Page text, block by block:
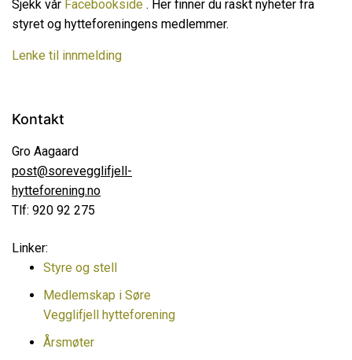
Sjekk vår Facebookside . Her finner du raskt nyheter fra
styret og hytteforeningens medlemmer.
Lenke til innmelding
Kontakt
Gro Aagaard
post@sorevegglifjell-
hytteforening.no
Tlf: 920 92 275
Linker:
Styre og stell
Medlemskap i Søre
Vegglifjell hytteforening
Årsmøter